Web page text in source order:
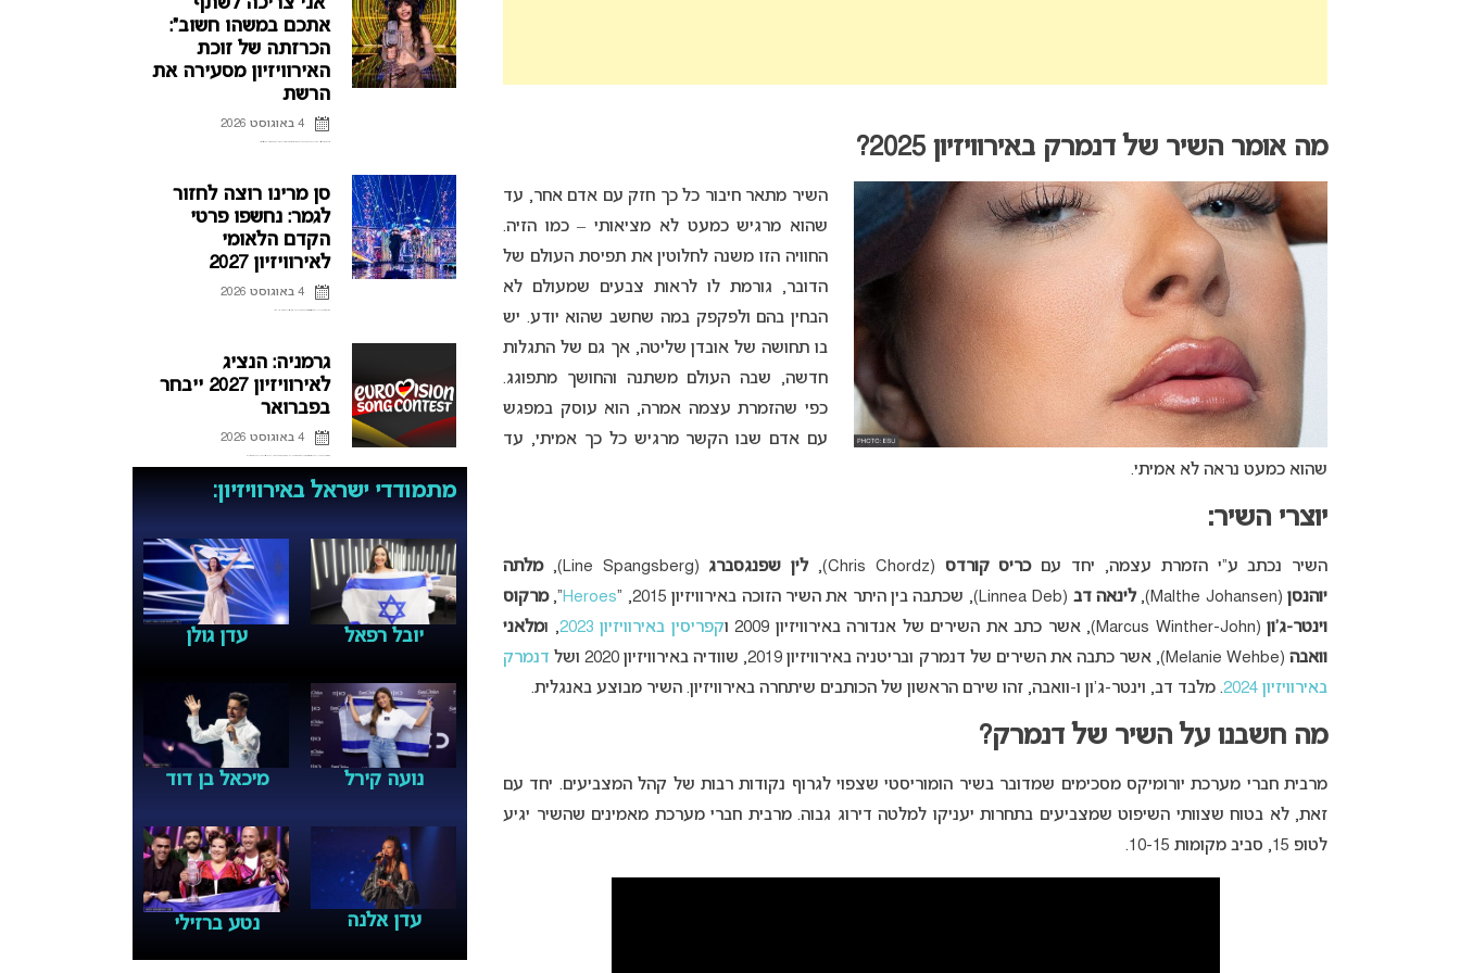
מה אומר השיר של דנמרק באירוויזיון 2025?
השיר מתאר חיבור כל כך חזק עם אדם אחר, עד
שהוא מרגיש כמעט לא מציאותי – כמו הזיה.
החוויה הזו משנה לחלוטין את תפיסת העולם של
הדובר, גורמת לו לראות צבעים שמעולם לא
הבחין בהם ולפקפק במה שחשב שהוא יודע. יש
בו תחושה של אובדן שליטה, אך גם של התגלות
חדשה, שבה העולם משתנה והחושך מתפוגג.
כפי שהזמרת עצמה אמרה, הוא עוסק במפגש
עם אדם שבו הקשר מרגיש כל כך אמיתי, עד
שהוא כמעט נראה לא אמיתי.
יוצרי השיר:
השיר נכתב ע”י הזמרת עצמה, יחד עםכריס קורדס (Chris Chordz), לין שפנגסברג (Line Spangsberg),
מלתה
יוהנסן (Malthe Johansen), לינאה דב (Linnea Deb), שכתבה בין היתר את השיר הזוכה באירוויזיון 2015, “ Heroes
“,מרקוס
וינטר-ג’ון (Marcus Winther-John), אשר כתב את השירים של אנדורה באירוויזיון 2009 ו קפריסין באירוויזיון 2023 , ומלאני
וואבה (Melanie Wehbe), אשר כתבה את השירים של דנמרק ובריטניה באירוויזיון 2019, שוודיה באירוויזיון 2020 ושל
דנמרק
באירוויזיון 2024
. מלבד דב, וינטר-ג’ון ו-וואבה, זהו שירם הראשון של הכותבים שיתחרה באירוויזיון. השיר מבוצע באנגלית.
מה חשבנו על השיר של דנמרק?
מרבית חברי מערכת יורומיקס מסכימים שמדובר בשיר הומוריסטי שצפוי לגרוף נקודות רבות של קהל המצביעים. יחד עם
זאת, לא בטוח שצוותי השיפוט שמצביעים בתחרות יעניקו למלטה דירוג גבוה. מרבית חברי מערכת מאמינים שהשיר יגיע
לטופ 15, סביב מקומות 10-15.
אתכם במשהו חשוב”:
הכרזתה של זוכת
האירוויזיון מסעירה את
הרשת
4 באוגוסט 2026
סן מרינו רוצה לחזור
לגמר: נחשפו פרטי
הקדם הלאומי
לאירוויזיון 2027
4 באוגוסט 2026
גרמניה: הנציג
לאירוויזיון 2027 ייבחר
בפברואר
4 באוגוסט 2026
מתמודדי ישראל באירוויזיון:
יובל רפאל עדן גולן
נועה קירל מיכאל בן דוד
עדן אלנה נטע ברזילי